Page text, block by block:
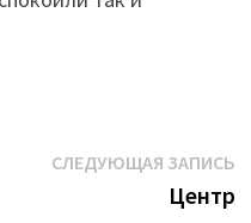
СЛЕДУЮЩАЯ ЗАПИСЬ
Центр